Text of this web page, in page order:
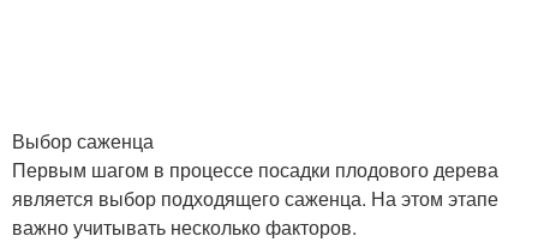
Выбор саженца
Первым шагом в процессе посадки плодового дерева
является выбор подходящего саженца. На этом этапе
важно учитывать несколько факторов.